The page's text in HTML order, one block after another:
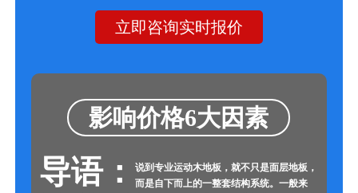
立即咨询实时报价
影响价格6大因素
导语：
说到专业运动木地板，就不只是面层地板，
而是自下而上的一整套结构系统。一般来